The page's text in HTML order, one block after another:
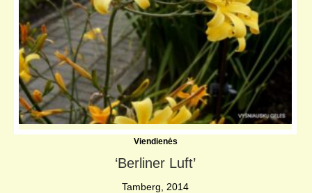
Viendienės
‘Berliner Luft’
Tamberg, 2014